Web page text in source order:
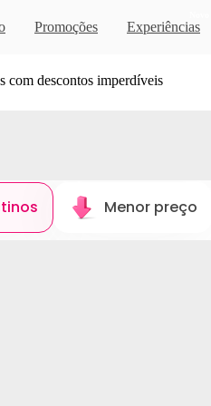
Promoções Experiências
destinos
com descontos imperdíveis
Menor preço